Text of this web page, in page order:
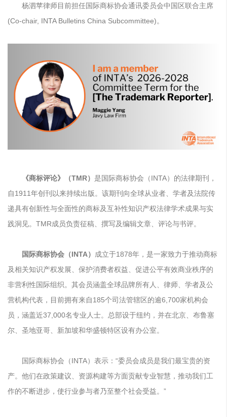
杨泗苹律师目前担任国际商标协会通讯委员会中国区联合主席
(Co-chair, INTA Bulletins China Subcommittee)。
《商标评论》（TMR） 是国际商标协会（INTA）的法律期刊，
自1911年创刊以来持续出版。该期刊向全球从业者、学者及法院传
递具有创新性与全面性的商标及互补性知识产权法律学术成果与实
践洞见。TMR成员负责征稿、撰写及编辑文章、评论与书评。
国际商标协会（INTA） 成立于1878年，是一家致力于推动商标
及相关知识产权发展、保护消费者权益、促进公平有效商业秩序的
非营利性国际组织。其会员涵盖全球品牌所有人、律师、学者及公
营机构代表，目前拥有来自185个司法管辖区的逾6,700家机构会
员，涵盖近37,000名专业人士。总部设于纽约，并在北京、布鲁塞
尔、圣地亚哥、新加坡和华盛顿特区设有办公室。
国际商标协会（INTA）表示：“委员会成员是我们最宝贵的资
产。他们在政策建议、资源构建等方面贡献专业智慧，推动我们工
作的不断进步，使行业参与者乃至整个社会受益。”